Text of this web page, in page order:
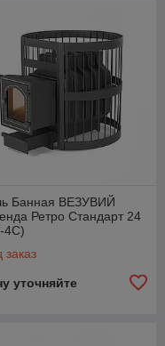
Банная ВЕЗУВИЙ
Ретро Стандарт 24
4С)
заказ
уточняйте